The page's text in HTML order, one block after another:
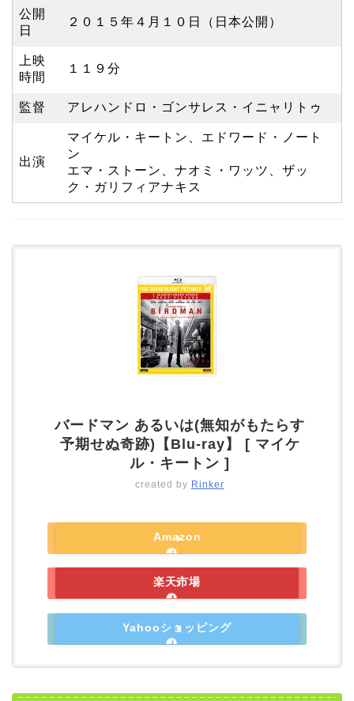
公開
日
２０１５年４月１０日（日本公開）
上映
時間
１１９分
監督 アレハンドロ・ゴンサレス・イニャリトゥ
出演
マイケル・キートン、エドワード・ノート
ン
エマ・ストーン、ナオミ・ワッツ、ザッ
ク・ガリフィアナキス
バードマン あるいは(無知がもたらす
予期せぬ奇跡)【Blu-ray】 [ マイケ
ル・キートン ]
created by Rinker
Amazon
楽天市場
Yahooショッピング